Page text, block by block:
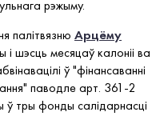
рэжыму.
палітвязню Арцёму
і шэсць месяцаў калоніі ва
ў "фінансаванні
паводле арт. 361-2
тры фонды салідарнасці